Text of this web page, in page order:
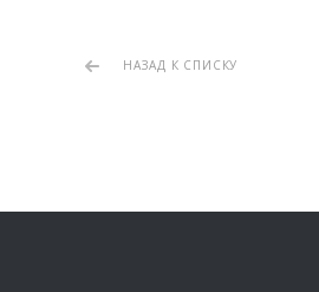
НАЗАД К СПИСКУ